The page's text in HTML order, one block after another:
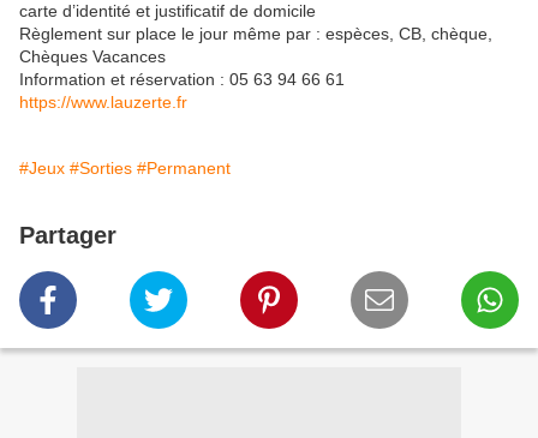
carte d’identité et justificatif de domicile
Règlement sur place le jour même par : espèces, CB, chèque,
Chèques Vacances
Information et réservation : 05 63 94 66 61
https://www.lauzerte.fr
#Jeux #Sorties #Permanent
Partager